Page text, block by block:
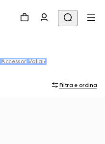
Accessori Valigie
Filtra e ordina